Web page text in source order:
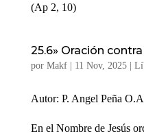
(Ap 2, 10)
25.6» Oración
por Makf| 11 Nov, 2025|
Autor: P. Angel Peña
En el Nombre de Jesús